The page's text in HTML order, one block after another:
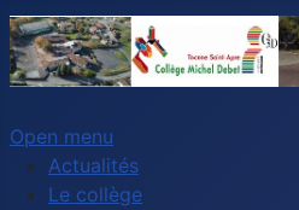
Open menu
Actualités
Le collège